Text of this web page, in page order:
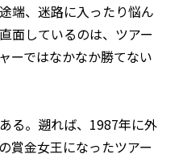
端、迷路に入ったり悩ん
面しているのは、ツアー
ーではなかなか勝てない
る。遡れば、1987年に外
賞金女王になったツアー